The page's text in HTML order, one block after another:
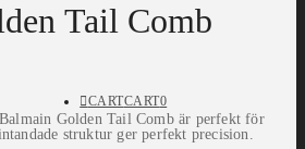
CARTCART0
Tail Comb
Balmain Golden Tail Comb är perfekt för
struktur ger perfekt precision.